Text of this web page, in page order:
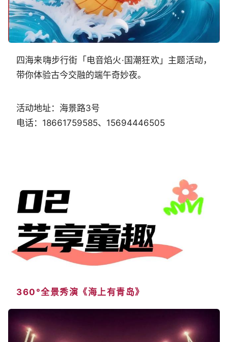
四海来嗨步行街「电音焰火·国潮狂欢」主题活动，
带你体验古今交融的端午奇妙夜。
活动地址：海景路3号
电话：18661759585、15694446505
360°全景秀演《海上有青岛》